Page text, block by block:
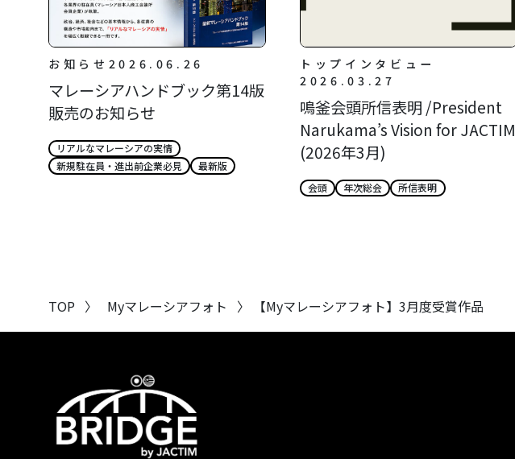
お知らせ 2026.06.26
マレーシアハンドブック第14版
販売のお知らせ
リアルなマレーシアの実情
新規駐在員・進出前企業必見
最新版
トップインタビュー
2026.03.27
鳴釜会頭所信表明 /President
Narukama’s Vision for JACTIM
(2026年3月)
会頭 年次総会 所信表明
TOP 〉 Myマレーシアフォト 〉 【Myマレーシアフォト】3月度受賞作品